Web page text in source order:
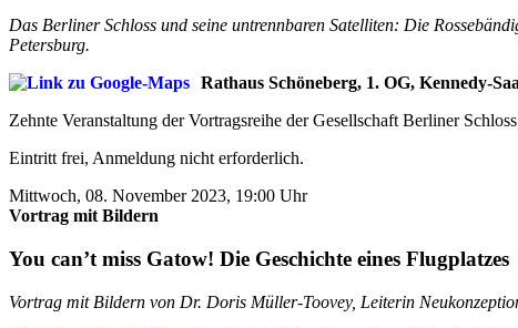
Das Berliner Schloss und seine untrennbaren Satelliten: Die
Petersburg.
Rathaus Schöneberg, 1. OG, Kennedy-
Zehnte Veranstaltung der Vortragsreihe der Gesellschaft Berliner
Eintritt frei, Anmeldung nicht erforderlich.
Mittwoch, 08. November 2023, 19:00 Uhr
Vortrag mit Bildern
You can’t miss Gatow! Die Geschichte eines Flugplatzes
Vortrag mit Bildern von Dr. Doris Müller-Toovey, Leiterin